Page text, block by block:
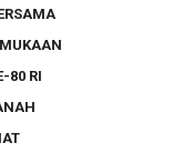
80 RI